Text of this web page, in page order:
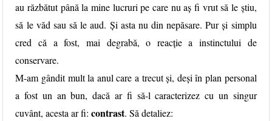
au răzbătut până la mine lucruri pe care nu aș fi vrut să le știu,
să le văd sau să le aud. Și asta nu din nepăsare. Pur și simplu
cred că a fost, mai degrabă, o reacție a instinctului de
conservare.
M-am gândit mult la anul care a trecut și, deși în plan personal
a fost un an bun, dacă ar fi să-l caracterizez cu un singur
cuvânt, acesta ar fi:contrast. Să detaliez: